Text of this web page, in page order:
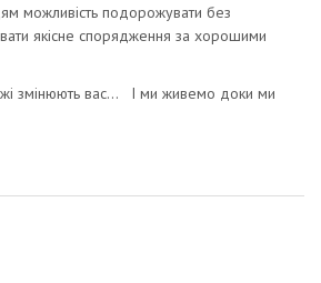
можливість подорожувати без
якісне спорядження за хорошими
змінюють вас… І ми живемо доки ми